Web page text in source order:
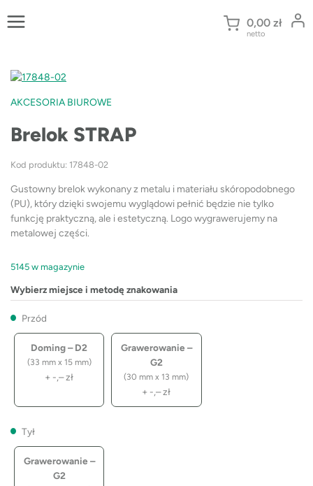
do
0,00 zł
netto
AKCESORIA BIUROWE
Brelok STRAP
Kod produktu: 17848-02
Gustowny brelok wykonany z metalu i materiału skóropodobnego
(PU), który dzięki swojemu wyglądowi pełnić będzie nie tylko
funkcję praktyczną, ale i estetyczną. Logo wygrawerujemy na
metalowej części.
5145 w magazynie
Wybierz miejsce i metodę znakowania
Przód
Doming – D2
(33 mm x 15 mm)
+ -,–zł
Grawerowanie –
G2
(30 mm x 13 mm)
+ -,–zł
Tył
Grawerowanie –
G2